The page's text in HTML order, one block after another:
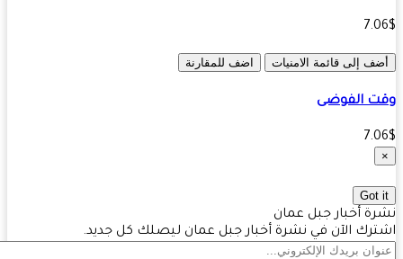
إلى قائمة الامنيات اضف للمقارنة
الفوضى
أخبار جبل عمان
الآن في نشرة أخبار جبل عمان ليصلك كل جديد.